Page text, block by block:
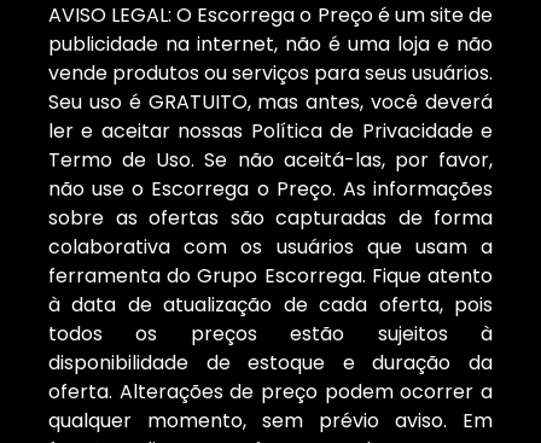
AVISO LEGAL: O Escorrega o Preço é um site de
publicidade na internet, não é uma loja e não
vende produtos ou serviços para seus usuários.
Seu uso é GRATUITO, mas antes, você deverá
ler e aceitar nossas Política de Privacidade e
Termo de Uso. Se não aceitá-las, por favor,
não use o Escorrega o Preço. As informações
sobre as ofertas são capturadas de forma
colaborativa com os usuários que usam a
ferramenta do Grupo Escorrega. Fique atento
à data de atualização de cada oferta, pois
todos os preços estão sujeitos à
disponibilidade de estoque e duração da
oferta. Alterações de preço podem ocorrer a
qualquer momento, sem prévio aviso. Em